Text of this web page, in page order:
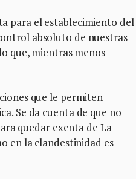
para el establecimiento del
absoluto de nuestras
que, mientras menos
que le permiten
Se da cuenta de que no
quedar exenta de La
en la clandestinidad es